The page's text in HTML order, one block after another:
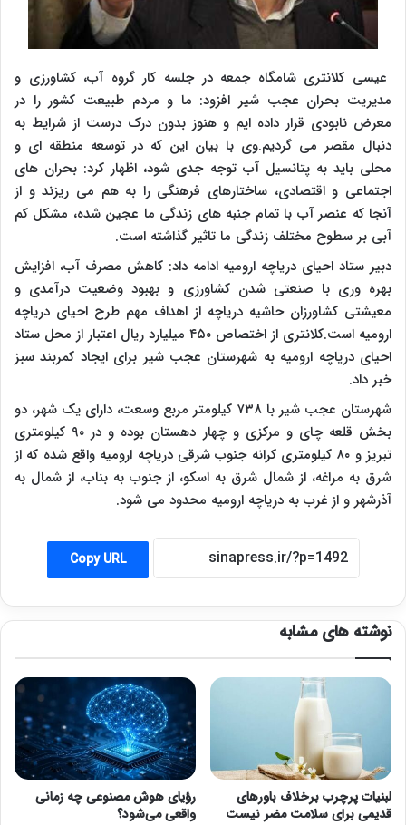
عیسی کلانتری شامگاه جمعه در جلسه کار گروه آب، کشاورزی و
مدیریت بحران عجب شیر افزود: ما و مردم طبیعت کشور را در
معرض نابودی قرار داده ایم و هنوز بدون درک درست از شرایط به
دنبال مقصر می گردیم.وی با بیان این که در توسعه منطقه ای و
محلی باید به پتانسیل آب توجه جدی شود، اظهار کرد: بحران های
اجتماعی و اقتصادی، ساختارهای فرهنگی را به هم می ریزند و از
آنجا که عنصر آب با تمام جنبه های زندگی ما عجین شده، مشکل کم
آبی بر سطوح مختلف زندگی ما تاثیر گذاشته است.
دبیر ستاد احیای دریاچه ارومیه ادامه داد: کاهش مصرف آب، افزایش
بهره وری با صنعتی شدن کشاورزی و بهبود وضعیت درآمدی و
معیشتی کشاورزان حاشیه دریاچه از اهداف مهم طرح احیای دریاچه
ارومیه است.کلانتری از اختصاص ۴۵۰ میلیارد ریال اعتبار از محل ستاد
احیای دریاچه ارومیه به شهرستان عجب شیر برای ایجاد کمربند سبز
خبر داد.
شهرستان عجب شیر با ۷۳۸ کیلومتر مربع وسعت، دارای یک شهر، دو
بخش قلعه چای و مرکزی و چهار دهستان بوده و در ۹۰ کیلومتری
تبریز و ۸۰ کیلومتری کرانه جنوب شرقی دریاچه ارومیه واقع شده که از
شرق به مراغه، از شمال شرق به اسکو، از جنوب به بناب، از شمال به
آذرشهر و از غرب به دریاچه ارومیه محدود می شود.
Copy URL
نوشته های مشابه
لبنیات پرچرب برخلاف باورهای
قدیمی برای سلامت مضر نیست
رؤیای هوش مصنوعی چه زمانی
واقعی می‌شود؟